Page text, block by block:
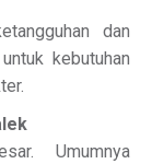
dan
kebutuhan
Umumnya